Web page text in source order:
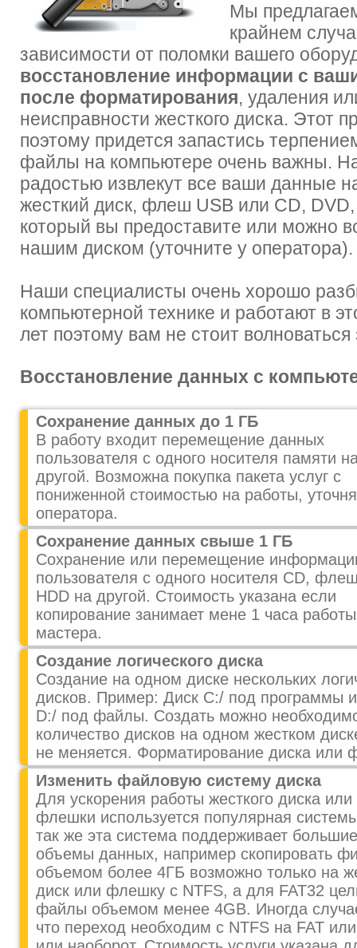
Мы
крайнем
зависимости от поломки вашего
восстановление информации с
после форматирования, удаления
неисправности жесткого диска. Этот
поэтому придется запастись
файлы на компьютере очень важны.
радостью извлекут все ваши данные
жесткий диск, флеш USB или CD,
который вы предоставите или можно
нашим диском (уточните у оператора).
Наши специалисты очень хорошо
компьютерной технике и работают в
лет поэтому вам не стоит
Восстановление данных с
Сохранение данных до 1 ГБ
В работу входит перемещение данных
пользователя с одного носителя памяти
другой. Возможна покупка пакета услуг с
пониженной стоимостью на работы,
оператора.
Сохранение данных свыше 1 ГБ
Сохранение или перемещение
пользователя с одного носителя CD,
HDD на другой. Стоимость указана если
копирование занимает мене 1 часа работы
мастера.
Создание логического диска
Создание на одном диске нескольких
дисков. Пример: Диск С:/ под программы
D:/ под файлы. Создать можно
количество дисков на одном жестком
не меняется. Форматирование диска или
Изменить файловую систему диска
Для ускорения работы жесткого диска или
флешки используется популярная
так же эта система поддерживает большие
объемы данных, например скопировать
объемом более 4ГБ возможно только на
диск или флешку с NTFS, а для FAT32
файлы объемом менее 4GB. Иногда
что переход необходим с NTFS на FAT